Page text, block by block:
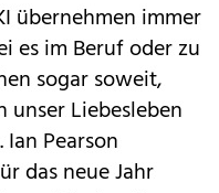
übernehmen immer
es im Beruf oder zu
sogar soweit,
Liebesleben
Pearson
das neue Jahr